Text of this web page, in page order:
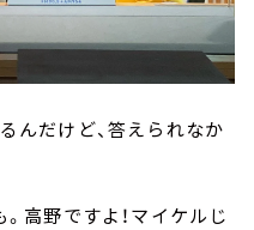
んだけど、答えられなか
高野ですよ！マイケルじ